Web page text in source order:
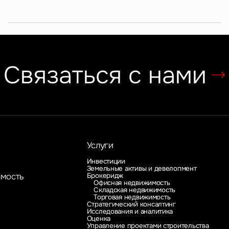
Связаться с нами
Услуги
Инвестиции
Земельные активы и девелопмент
Брокеридж
Офисная недвижимость
Складская недвижимость
Торговая недвижимость
Стратегический консалтинг
Исследования и аналитика
Оценка
Управление проектами строительства